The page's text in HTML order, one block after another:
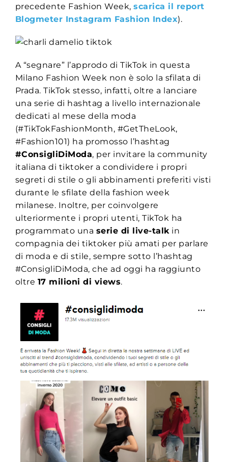
precedente Fashion Week,scarica il report
Blogmeter Instagram Fashion Index).
A “segnare” l’approdo di TikTok in questa
Milano Fashion Week non è solo la sfilata di
Prada. TikTok stesso, infatti, oltre a lanciare
una serie di hashtag a livello internazionale
dedicati al mese della moda
(#TikTokFashionMonth, #GetTheLook,
#Fashion101) ha promosso l’hashtag
#ConsigliDiModa, per invitare la community
italiana di tiktoker a condividere i propri
segreti di stile o gli abbinamenti preferiti visti
durante le sfilate della fashion week
milanese. Inoltre, per coinvolgere
ulteriormente i propri utenti, TikTok ha
programmato una serie di live-talkin
compagnia dei tiktoker più amati per parlare
di moda e di stile, sempre sotto l’hashtag
#ConsigliDiModa, che ad oggi ha raggiunto
oltre 17 milioni di views.